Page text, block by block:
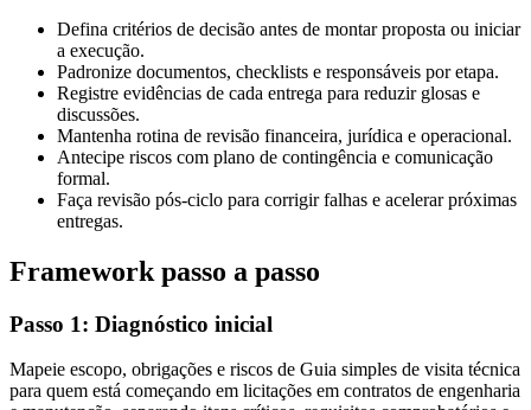
Defina critérios de decisão antes de montar proposta ou iniciar
a execução.
Padronize documentos, checklists e responsáveis por etapa.
Registre evidências de cada entrega para reduzir glosas e
discussões.
Mantenha rotina de revisão financeira, jurídica e operacional.
Antecipe riscos com plano de contingência e comunicação
formal.
Faça revisão pós-ciclo para corrigir falhas e acelerar próximas
entregas.
Framework passo a passo
Passo 1: Diagnóstico inicial
Mapeie escopo, obrigações e riscos de Guia simples de visita técnica
para quem está começando em licitações em contratos de engenharia